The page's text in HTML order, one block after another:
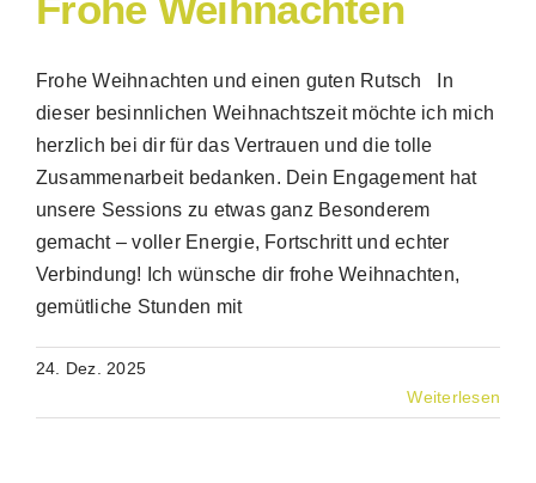
Frohe Weihnachten und einen guten Rutsch In
dieser besinnlichen Weihnachtszeit möchte ich mich
herzlich bei dir für das Vertrauen und die tolle
Zusammenarbeit bedanken. Dein Engagement hat
unsere Sessions zu etwas ganz Besonderem
gemacht – voller Energie, Fortschritt und echter
Verbindung! Ich wünsche dir frohe Weihnachten,
gemütliche Stunden mit
24. Dez. 2025
Weiterlesen